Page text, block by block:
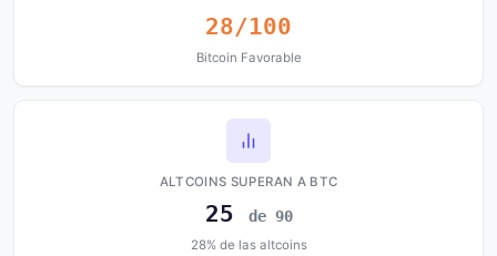
28/100
Bitcoin Favorable
ALTCOINS SUPERAN A BTC
25 de 90
28% de las altcoins